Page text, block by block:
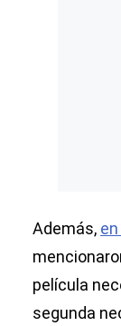
Además,
película
segunda